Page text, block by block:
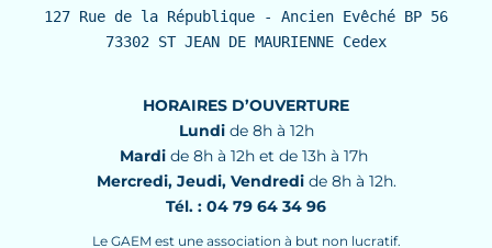
127 Rue de la République - Ancien Evêché BP 56
73302 ST JEAN DE MAURIENNE Cedex
HORAIRES D’OUVERTURE
Lundide 8h à 12h
Mardi de 8h à 12h et de 13h à 17h
Mercredi, Jeudi, Vendredide 8h à 12h.
Tél. : 04 79 64 34 96
Le GAEM est une association à but non lucratif.